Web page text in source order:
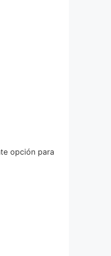
opción para